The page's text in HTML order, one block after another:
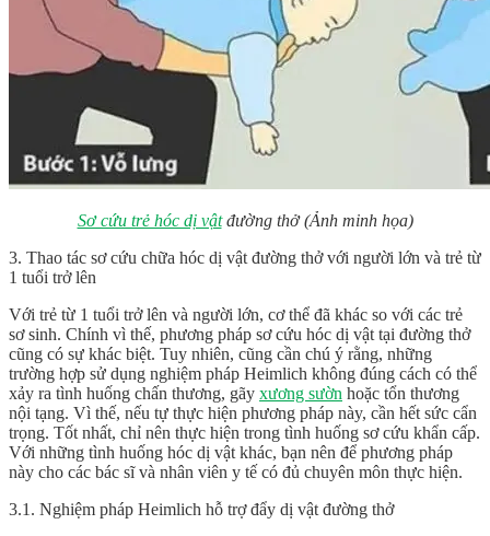
Sơ cứu trẻ hóc dị vậtđường thở (Ảnh minh họa)
3. Thao tác sơ cứu chữa hóc dị vật đường thở với người lớn và trẻ từ
1 tuổi trở lên
Với trẻ từ 1 tuổi trở lên và người lớn, cơ thể đã khác so với các trẻ
sơ sinh. Chính vì thế, phương pháp sơ cứu hóc dị vật tại đường thở
cũng có sự khác biệt. Tuy nhiên, cũng cần chú ý rằng, những
trường hợp sử dụng nghiệm pháp Heimlich không đúng cách có thể
xảy ra tình huống chấn thương, gãy xương sườn hoặc tổn thương
nội tạng. Vì thế, nếu tự thực hiện phương pháp này, cần hết sức cẩn
trọng. Tốt nhất, chỉ nên thực hiện trong tình huống sơ cứu khẩn cấp.
Với những tình huống hóc dị vật khác, bạn nên để phương pháp
này cho các bác sĩ và nhân viên y tế có đủ chuyên môn thực hiện.
3.1. Nghiệm pháp Heimlich hỗ trợ đẩy dị vật đường thở